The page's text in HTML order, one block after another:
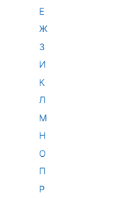
Е
Ж
З
И
К
Л
М
Н
О
П
Р